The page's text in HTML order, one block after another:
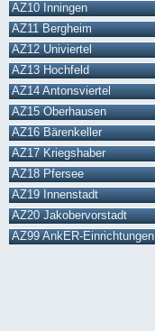
AZ10 Inningen
AZ11 Bergheim
AZ12 Univiertel
AZ13 Hochfeld
AZ14 Antonsviertel
AZ15 Oberhausen
AZ16 Bärenkeller
AZ17 Kriegshaber
AZ18 Pfersee
AZ19 Innenstadt
AZ20 Jakobervorstadt
AZ99 AnkER-Einrichtungen